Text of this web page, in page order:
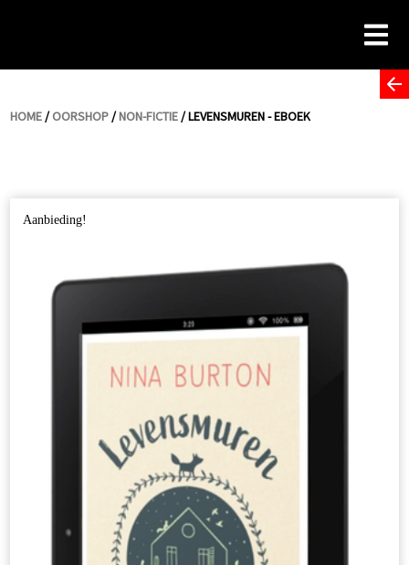
HOME/OORSHOP/NON-FICTIE/ LEVENSMUREN - EBOEK
Aanbieding!